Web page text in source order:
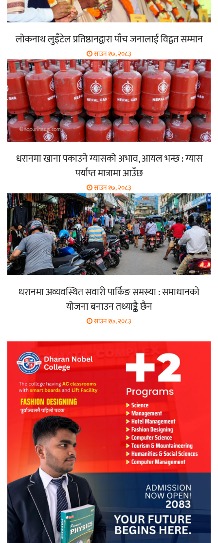
लोकनाथ लुइँटेल प्रतिष्ठानद्वारा पाँच जनालाई विद्वत सम्मान
साउन १७, २०८३
धरानमा खाना पकाउने ग्यासको अभाव, आयल भन्छ : ग्यास
पर्याप्त मात्रामा आउँछ
साउन १७, २०८३
धरानमा अव्यवस्थित सवारी पार्किङ समस्या : समाधानको
योजना बनाउन तथ्याङ्कै छैन
साउन १७, २०८३